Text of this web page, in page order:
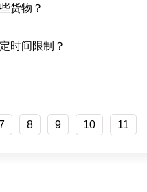
货物？
时间限制？
8 9 10 11